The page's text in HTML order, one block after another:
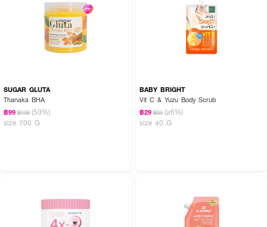
SUGAR GLUTA
Thanaka BHA
฿99 ฿198 (50%)
size 700 G
BABY BRIGHT
Vit C & Yuzu Body Scrub
฿29 ฿39 (26%)
size 40 G